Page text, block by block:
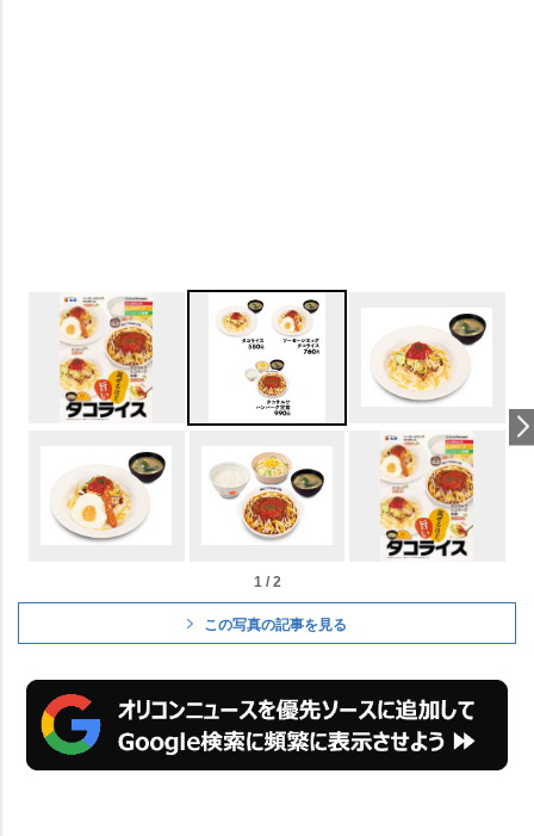
1 / 2
この写真の記事を見る